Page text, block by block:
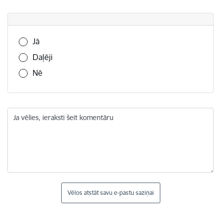
Vai šī informācija bija noderīga?
Jā
Daļēji
Nē
Ja vēlies, ieraksti šeit komentāru
Vēlos atstāt savu e-pastu saziņai